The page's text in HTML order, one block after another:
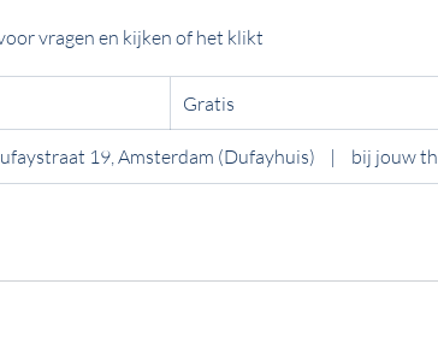
vragen en kijken of het klikt
Gratis
19, Amsterdam (Dufayhuis) | bij jouw